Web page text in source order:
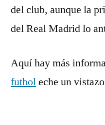
del club, aunque la
del Real Madrid lo
Aquí hay más
futboleche un